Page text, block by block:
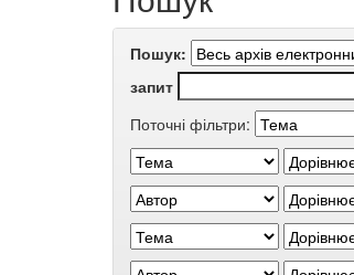
Пошук:
запит
Поточні фільтри: